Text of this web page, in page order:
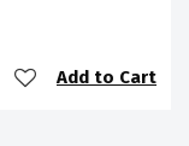
Add to Cart